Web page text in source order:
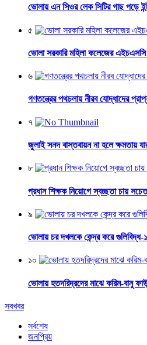
ভোলায় এন সিওর লেক সিটির গাছ পড়ে
৫
ভোলা সরকারি মহিলা কলেজের এইচএসসি
৬
গণতন্ত্রের পথচলায় নীরব যোদ্ধাদের
৭
জুলাই সনদ বাস্তবায়ন না হলে ক্ষমতায়
৮
প্রধান শিক্ষক নিয়োগে স্বচ্ছতা চায়
৯
ভোলায় চর দখলকে কেন্দ্র করে গুলিবিদ্ধ-১
১০
ভোলায় হতদরিদ্রদের মাঝে করিম-বানু
সবখবর
সর্বশেষ
জনপ্রিয়